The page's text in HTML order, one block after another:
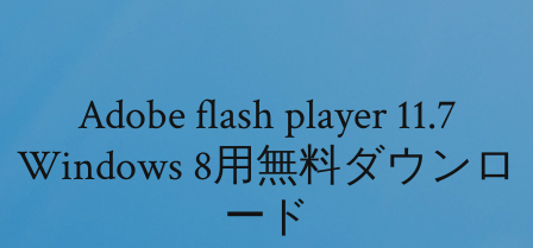
Adobe flash player 11.7
Windows 8用無料ダウンロ
ード